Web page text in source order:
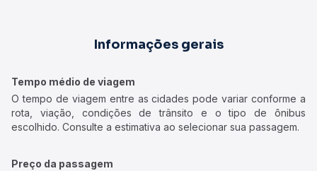
Informações gerais
Tempo médio de viagem
O tempo de viagem entre as cidades pode variar conforme a
rota, viação, condições de trânsito e o tipo de ônibus
escolhido. Consulte a estimativa ao selecionar sua passagem.
Preço da passagem